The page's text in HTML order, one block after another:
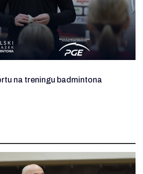
na treningu badmintona